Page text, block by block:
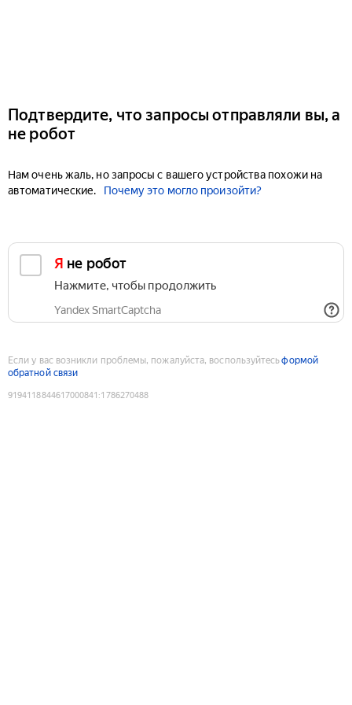
Подтвердите, что запросы отправляли вы, а
не робот
Нам очень жаль, но запросы с вашего устройства похожи на
автоматические.
Почему это могло произойти?
Я не робот
Нажмите, чтобы продолжить
Yandex SmartCaptcha
Если у вас возникли проблемы, пожалуйста, воспользуйтесьформой
обратной связи
9194118844617000841 :1786270488